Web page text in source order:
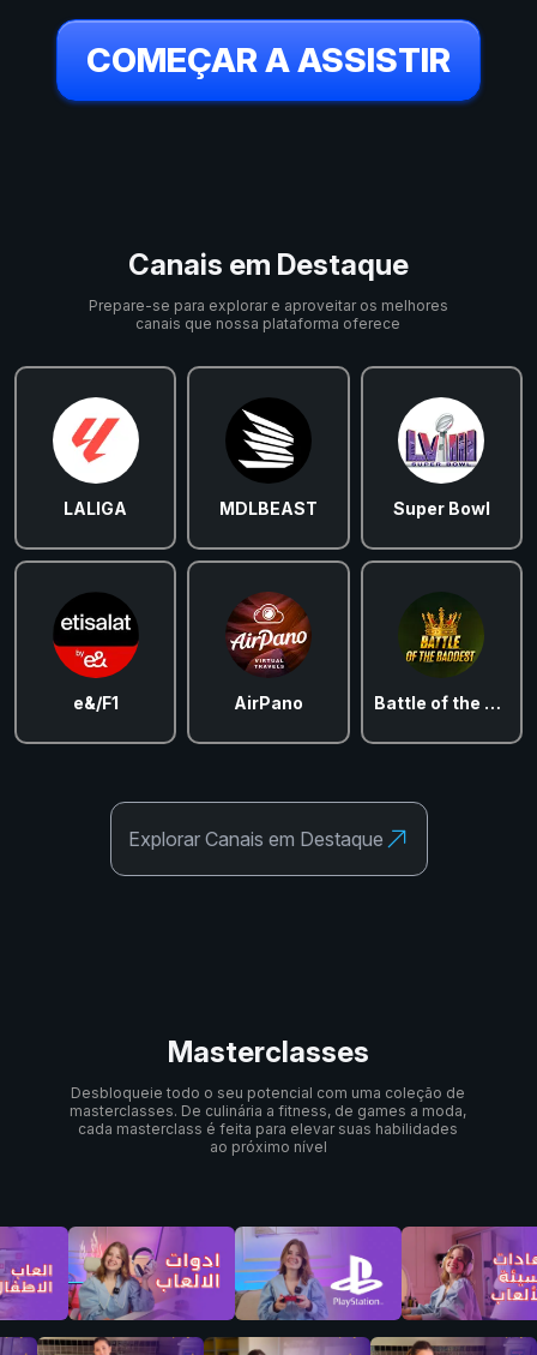
COMEÇAR A ASSISTIR
Canais em Destaque
Prepare-se para explorar e aproveitar os melhores
canais que nossa plataforma oferece
LALIGA MDLBEAST Super Bowl
e&/F1 AirPano Battle of the Baddest
Explorar Canais em Destaque
Masterclasses
Desbloqueie todo o seu potencial com uma coleção de
masterclasses. De culinária a fitness, de games a moda,
cada masterclass é feita para elevar suas habilidades
ao próximo nível